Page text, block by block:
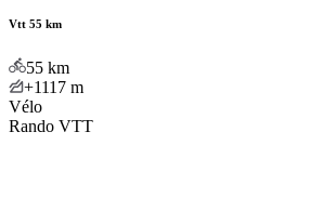
Vtt 55 km
55 km
+1117 m
Vélo
Rando VTT